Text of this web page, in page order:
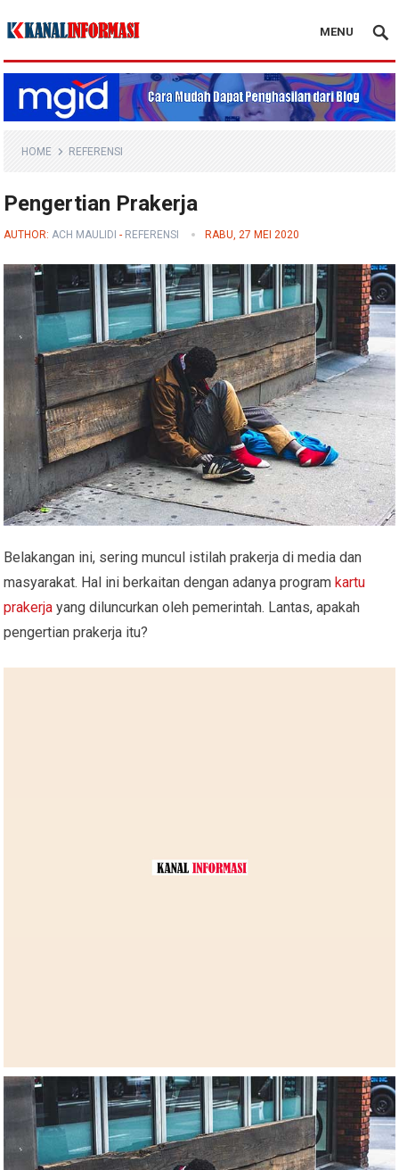
Blog Kanal Info
MENU
HOME REFERENSI
Pengertian Prakerja
AUTHOR:ACH MAULIDI - REFERENSI RABU, 27 MEI 2020
Belakangan ini, sering muncul istilah prakerja di media dan
masyarakat. Hal ini berkaitan dengan adanya programkartu
prakerja yang diluncurkan oleh pemerintah. Lantas, apakah
pengertian prakerja itu?